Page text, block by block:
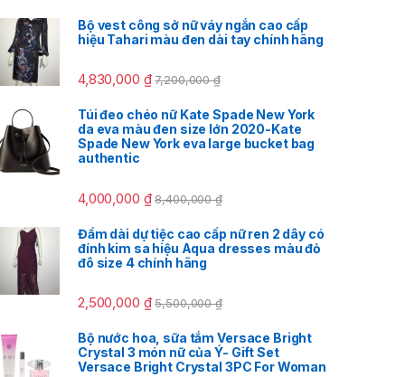
Bộ vest công sở nữ váy ngắn cao cấp
hiệu Tahari màu đen dài tay chính hãng
4,830,000 ₫ 7,200,000₫
Túi đeo chéo nữ Kate Spade New York
da eva màu đen size lớn 2020-Kate
Spade New York eva large bucket bag
authentic
4,000,000 ₫ 8,400,000₫
Đầm dài dự tiệc cao cấp nữ ren 2 dây có
đính kim sa hiệu Aqua dresses màu đỏ
đô size 4 chính hãng
2,500,000 ₫ 5,500,000₫
Bộ nước hoa, sữa tắm Versace Bright
Crystal 3 món nữ của Ý- Gift Set
Versace Bright Crystal 3PC For Woman